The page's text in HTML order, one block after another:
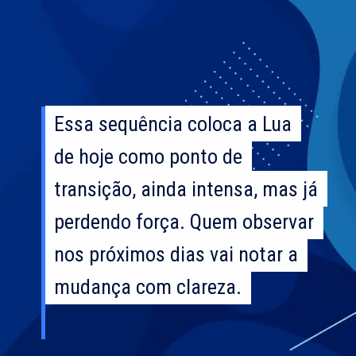
Essa sequência coloca a Lua
de hoje como ponto de
transição, ainda intensa, mas já
perdendo força. Quem observar
nos próximos dias vai notar a
mudança com clareza.
Essa sequência coloca a Lua
de hoje como ponto de
transição, ainda intensa, mas já
perdendo força. Quem observar
nos próximos dias vai notar a
mudança com clareza.